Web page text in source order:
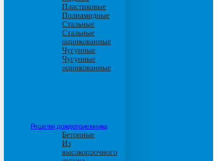
Пластиковые
Полиамидные
Стальные
Стальные
оцинкованные
Чугунные
Чугунные
оцинкованные
Решетки дождеприемника
Бетонные
Из
высокопрочного